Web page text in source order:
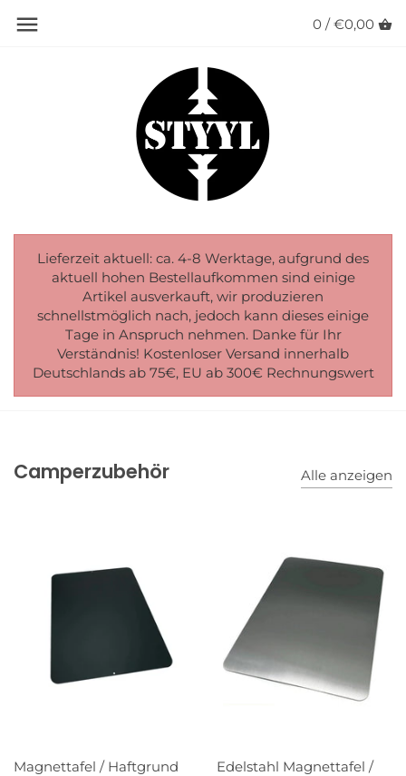
Inhalt
0 /€0,00
Lieferzeit aktuell: ca. 4-8 Werktage, aufgrund des
aktuell hohen Bestellaufkommen sind einige
Artikel ausverkauft, wir produzieren
schnellstmöglich nach, jedoch kann dieses einige
Tage in Anspruch nehmen. Danke für Ihr
Verständnis! Kostenloser Versand innerhalb
Deutschlands ab 75€, EU ab 300€ Rechnungswert
Camperzubehör Alle anzeigen
Magnettafel / Haftgrund
Edelstahl Magnettafel /
Magnetgadgets Innen
Magnetgadgets Außen
Campinggadgets
Saughalter / Keder / Molle
STYYL empfiehlt...
Magnettafeln / Haftgründe
Kleiderhaken / Haken / Pins
Ablagen / Regale / Taschen
Küchen-/WC-Rollenhalter
Kamera / Gadgets 1/4"
Sonstiges
Markisenmagnete
Vanlett / KlappBar
uvm.
Schiebetürstopper
Lampen / LED / Feuer / Grill
Tutty-Tabletty
Nasszelle / Wasseradapter
Outdoorgadgets
Mülleimer-Systeme
Taschen / Halterungen /
Kederleisten
Adbluesicherung
Fahrer- und Beifahrtüren
Lenkradsperre /
Universalschlösser
STYYL Merchandise
Busbastler 🚐🛠️